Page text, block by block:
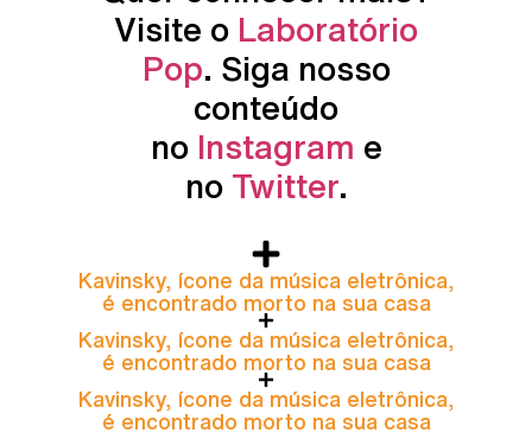
Visite o Laboratório
Pop. Siga nosso
conteúdo
no Instagram e
no Twitter.
Kavinsky, ícone da música eletrônica,
é encontrado morto na sua casa
Kavinsky, ícone da música eletrônica,
é encontrado morto na sua casa
Kavinsky, ícone da música eletrônica,
é encontrado morto na sua casa